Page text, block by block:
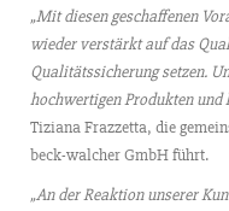
„Mit diesen geschaffenen
wieder verstärkt auf das
Qualitätssicherung setzen.
hochwertigen Produkten und
Tiziana Frazzetta, die
beck-walcher GmbH führt.
„An der Reaktion unserer